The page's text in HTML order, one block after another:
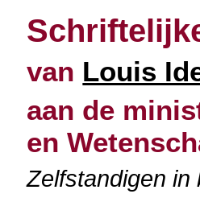
van Louis
aan de
en
Zelfstandigen in